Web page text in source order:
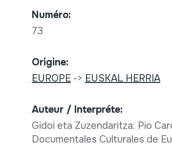
Numéro:
73
Origine:
EUROPE-> EUSKAL HERRIA
Auteur / Interpréte:
Gidoi eta Zuzendaritza: Pio
Documentales Culturales de